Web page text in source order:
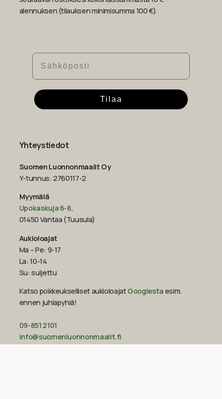
alennuksen (tilauksen minimisumma 100 €).
Sähköposti
Tilaa
Yhteystiedot
Suomen Luonnonmaalit Oy
Y-tunnus: 2760117-2
Myymälä
Upokaskuja 6-8,
01450 Vantaa (Tuusula)
Aukioloajat
Ma – Pe: 9-17
La: 10-14
Su: suljettu
Katso poikkeukselliset aukioloajatGooglesta esim.
ennen juhlapyhiä!‍
09-851 2101
info@suomenluonnonmaalit.fi